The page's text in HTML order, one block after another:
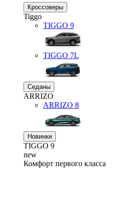
Кроссоверы
Tiggo
TIGGO 9
TIGGO 7L
Седаны
ARRIZO
ARRIZO 8
Новинки
TIGGO 9
new
Комфорт первого класса